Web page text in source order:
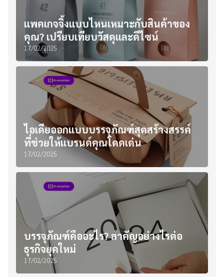
แพคเกจจิ้งแบบไหนเหมาะกับสินค้าของ
คุณ? เปรียบเทียบวัสดุและดีไซน์
17/02/2025
ไอเดียออกแบบบรรจุภัณฑ์สุดสร้างสรรค์
ที่ช่วยให้แบรนด์คุณโดดเด่น
17/02/2025
บรรจุภัณฑ์คืออะไร? สำคัญอย่างไรต่อ
ธุรกิจยุคใหม่
17/02/2025